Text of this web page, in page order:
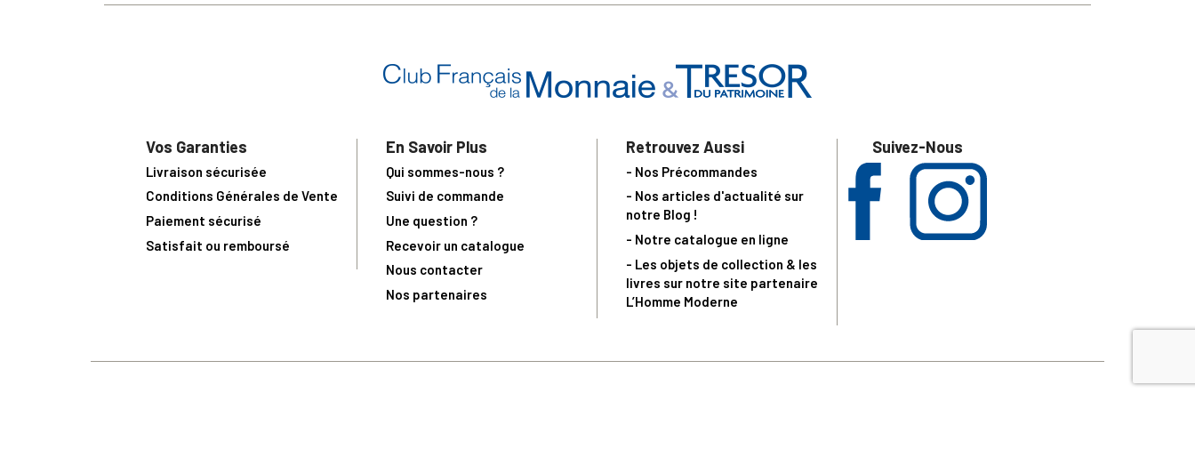
Vos Garanties
Livraison sécurisée
Conditions Générales de Vente
Paiement sécurisé
Satisfait ou remboursé
En Savoir Plus
Qui sommes-nous ?
Suivi de commande
Une question ?
Recevoir un catalogue
Nous contacter
Nos partenaires
Retrouvez Aussi
- Nos Précommandes
- Nos articles d'actualité sur
notre Blog !
- Notre catalogue en ligne
- Les objets de collection & les
livres sur notre site partenaire
L’Homme Moderne
Suivez-Nous